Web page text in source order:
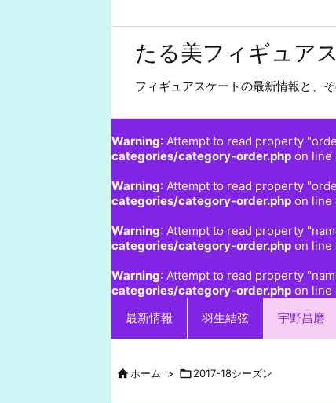
たる美フィギュア
フィギュアスケートの最新情報と、
Warning: Attempt to read property
categories/category-order.php on line
Warning: Attempt to read property
categories/category-order.php on line
Warning: Attempt to read property
categories/category-order.php on line
Warning: Attempt to read property
categories/category-order.php on line
最新情報
羽生結弦 宇野昌磨
ホーム > 2017-18シーズン